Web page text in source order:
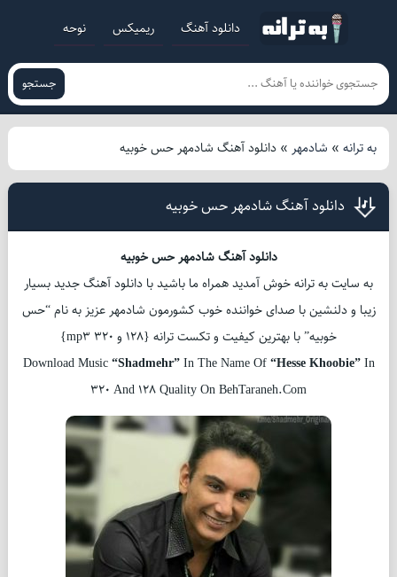
دانلود آهنگ ریمیکس نوحه
جستجو
به ترانه» شادمهر» دانلود آهنگ شادمهر حس خوبیه
دانلود آهنگ شادمهر حس خوبیه
دانلود آهنگ شادمهر حس خوبیه
به سایت به ترانه خوش آمدید همراه ما باشید با دانلود آهنگ جدید بسیار
زیبا و دلنشین با صدای خواننده خوب کشورمون شادمهر عزیز به نام “حس
خوبیه” با بهترین کیفیت و تکست ترانه {128 و 320 mp3}
Download Music“Shadmehr”In The Name Of“Hesse Khoobie”In
320 And 128 Quality On BehTaraneh.Com